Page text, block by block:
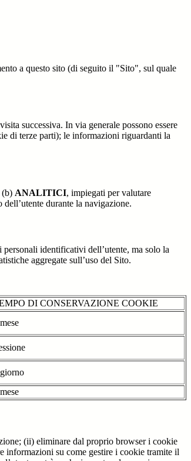
a questo sito (di seguito il "Sito", sul quale
successiva. In via generale possono essere
di terze parti); le informazioni riguardanti la
(b) ANALITICI, impiegati per valutare
durante la navigazione.
identificativi dell’utente, ma solo la
aggregate sull’uso del Sito.
DI CONSERVAZIONE COOKIE
(ii) eliminare dal proprio browser i cookie
informazioni su come gestire i cookie tramite il